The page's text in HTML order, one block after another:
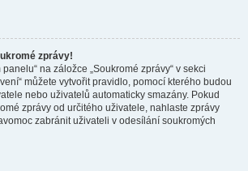
zprávy!
na záložce „Soukromé zprávy“ v sekci
můžete vytvořit pravidlo, pomocí kterého budou
nebo uživatelů automaticky smazány. Pokud
zprávy od určitého uživatele, nahlaste zprávy
zabránit uživateli v odesílání soukromých